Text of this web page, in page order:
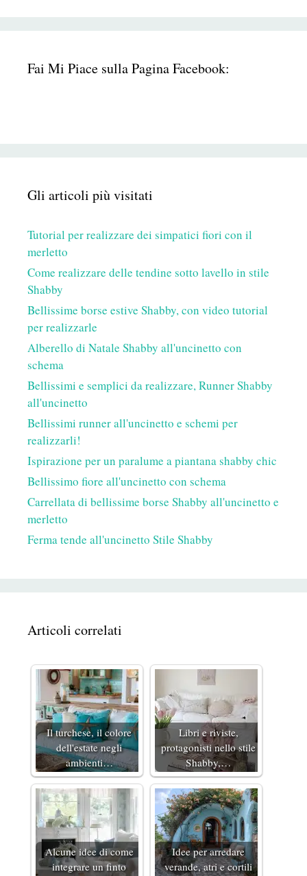
Fai Mi Piace sulla Pagina Facebook:
Gli articoli più visitati
Tutorial per realizzare dei simpatici fiori con il
merletto
Come realizzare delle tendine sotto lavello in stile
Shabby
Bellissime borse estive Shabby, con video tutorial
per realizzarle
Alberello di Natale Shabby all'uncinetto con
schema
Bellissimi e semplici da realizzare, Runner Shabby
all'uncinetto
Bellissimi runner all'uncinetto e schemi per
realizzarli!
Ispirazione per un paralume a piantana shabby chic
Bellissimo fiore all'uncinetto con schema
Carrellata di bellissime borse Shabby all'uncinetto e
merletto
Ferma tende all'uncinetto Stile Shabby
Articoli correlati
Il turchese, il colore
dell'estate negli
ambienti…
Libri e riviste,
protagonisti nello stile
Shabby,…
Alcune idee di come
integrare un finto
Idee per arredare
verande, atri e cortili